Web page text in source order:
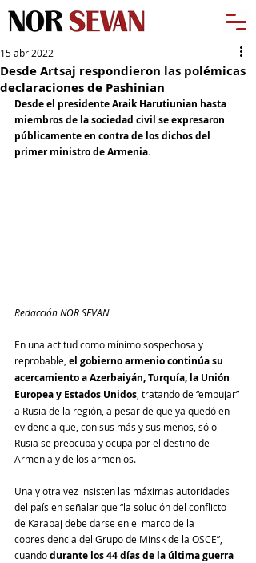
Desde Artsaj respondieron las polémicas
declaraciones de Pashinian
15 abr 2022
Desde el presidente Araik Harutiunian hasta
miembros de la sociedad civil se expresaron
públicamente en contra de los dichos del
primer ministro de Armenia.
Redacción NOR SEVAN
En una actitud como mínimo sospechosa y
reprobable, el gobierno armenio continúa su
acercamiento a Azerbaiyán, Turquía, la Unión
Europea y Estados Unidos , tratando de “empujar”
a Rusia de la región, a pesar de que ya quedó en
evidencia que, con sus más y sus menos, sólo
Rusia se preocupa y ocupa por el destino de
Armenia y de los armenios.
Una y otra vez insisten las máximas autoridades
del país en señalar que “la solución del conflicto
de Karabaj debe darse en el marco de la
copresidencia del Grupo de Minsk de la OSCE”,
cuando durante los 44 días de la última guerra